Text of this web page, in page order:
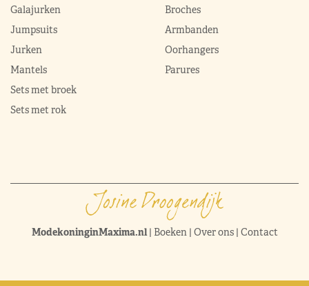
Galajurken
Jumpsuits
Jurken
Mantels
Sets met broek
Sets met rok
Broches
Armbanden
Oorhangers
Parures
ModekoninginMaxima.nl| Boeken | Over ons| Contact